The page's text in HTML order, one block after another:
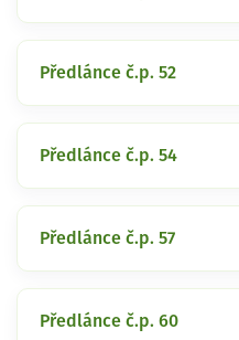
Předlánce č.p. 52
Předlánce č.p. 54
Předlánce č.p. 57
Předlánce č.p. 60